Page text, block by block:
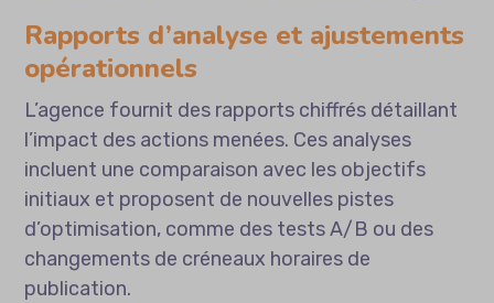
Rapports d’analyse et ajustements
opérationnels
L’agence fournit des rapports chiffrés détaillant
l’impact des actions menées. Ces analyses
incluent une comparaison avec les objectifs
initiaux et proposent de nouvelles pistes
d’optimisation, comme des tests A/B ou des
changements de créneaux horaires de
publication.